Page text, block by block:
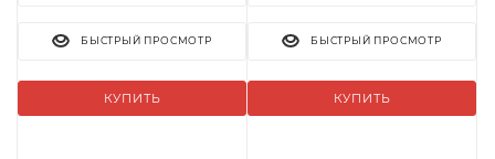
КУПИТЬ
БЫСТРЫЙ ПРОСМОТР
КУПИТЬ
БЫСТРЫЙ ПРОСМОТР